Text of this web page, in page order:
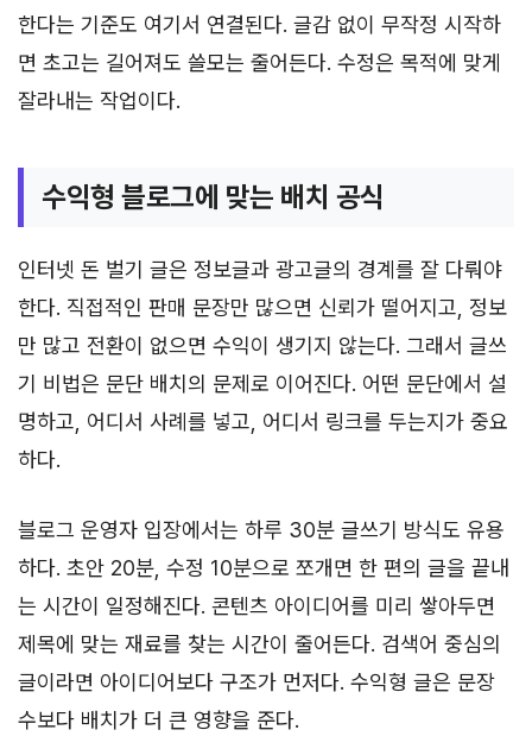
한다는 기준도 여기서 연결된다. 글감 없이 무작정 시작하
면 초고는 길어져도 쓸모는 줄어든다. 수정은 목적에 맞게
잘라내는 작업이다.
수익형 블로그에 맞는 배치 공식
인터넷 돈 벌기 글은 정보글과 광고글의 경계를 잘 다뤄야
한다. 직접적인 판매 문장만 많으면 신뢰가 떨어지고, 정보
만 많고 전환이 없으면 수익이 생기지 않는다. 그래서 글쓰
기 비법은 문단 배치의 문제로 이어진다. 어떤 문단에서 설
명하고, 어디서 사례를 넣고, 어디서 링크를 두는지가 중요
하다.
블로그 운영자 입장에서는 하루 30분 글쓰기 방식도 유용
하다. 초안 20분, 수정 10분으로 쪼개면 한 편의 글을 끝내
는 시간이 일정해진다. 콘텐츠 아이디어를 미리 쌓아두면
제목에 맞는 재료를 찾는 시간이 줄어든다. 검색어 중심의
글이라면 아이디어보다 구조가 먼저다. 수익형 글은 문장
수보다 배치가 더 큰 영향을 준다.